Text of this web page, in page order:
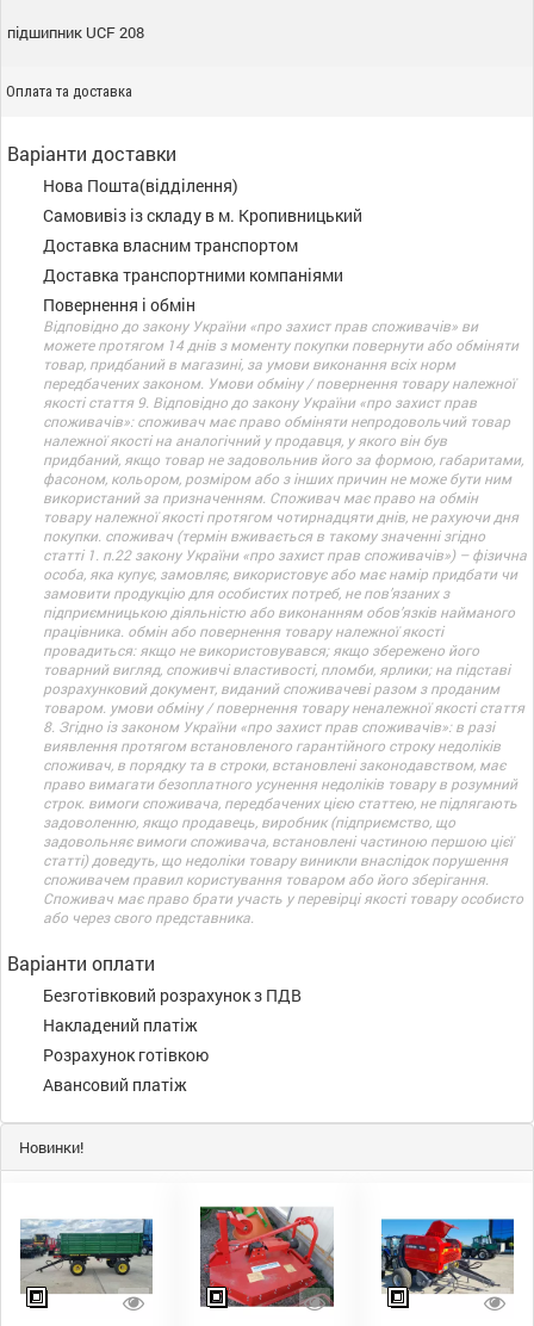
підшипник UCF 208
Оплата та доставка
Варіанти доставки
Нова Пошта(відділення)
Самовивіз із складу в м. Кропивницький
Доставка власним транспортом
Доставка транспортними компаніями
Повернення і обмін
Відповідно до закону України «про захист прав споживачів» ви
можете протягом 14 днів з моменту покупки повернути або обміняти
товар, придбаний в магазині, за умови виконання всіх норм
передбачених законом. Умови обміну / повернення товару належної
якості стаття 9. Відповідно до закону України «про захист прав
споживачів»: споживач має право обміняти непродовольчий товар
належної якості на аналогічний у продавця, у якого він був
придбаний, якщо товар не задовольнив його за формою, габаритами,
фасоном, кольором, розміром або з інших причин не може бути ним
використаний за призначенням. Споживач має право на обмін
товару належної якості протягом чотирнадцяти днів, не рахуючи дня
покупки. споживач (термін вживається в такому значенні згідно
статті 1. п.22 закону України «про захист прав споживачів») – фізична
особа, яка купує, замовляє, використовує або має намір придбати чи
замовити продукцію для особистих потреб, не пов’язаних з
підприємницькою діяльністю або виконанням обов’язків найманого
працівника. обмін або повернення товару належної якості
провадиться: якщо не використовувався; якщо збережено його
товарний вигляд, споживчі властивості, пломби, ярлики; на підставі
розрахунковий документ, виданий споживачеві разом з проданим
товаром. умови обміну / повернення товару неналежної якості стаття
8. Згідно із законом України «про захист прав споживачів»: в разі
виявлення протягом встановленого гарантійного строку недоліків
споживач, в порядку та в строки, встановлені законодавством, має
право вимагати безоплатного усунення недоліків товару в розумний
строк. вимоги споживача, передбачених цією статтею, не підлягають
задоволенню, якщо продавець, виробник (підприємство, що
задовольняє вимоги споживача, встановлені частиною першою цієї
статті) доведуть, що недоліки товару виникли внаслідок порушення
споживачем правил користування товаром або його зберігання.
Споживач має право брати участь у перевірці якості товару особисто
або через свого представника.
Варіанти оплати
Безготівковий розрахунок з ПДВ
Накладений платіж
Розрахунок готівкою
Авансовий платіж
Новинки!